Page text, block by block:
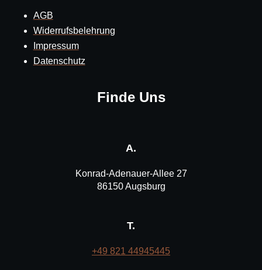
AGB
Widerrufsbelehrung
Impressum
Datenschutz
Finde Uns
A.
Konrad-Adenauer-Allee 27
86150 Augsburg
T.
+49 821 44945445